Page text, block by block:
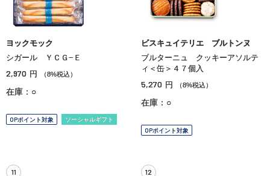
ヨックモック
シガール ＹＣＧ−Ｅ
2,970 円 （8%税込）
在庫：○
OPポイント対象 ソーシャルギフト
ビスキュイテリエ ブルトンヌ
ブルターニュ クッキーアソルテ
ィ＜缶＞４７個入
5,270 円 （8%税込）
在庫：○
OPポイント対象
11 12